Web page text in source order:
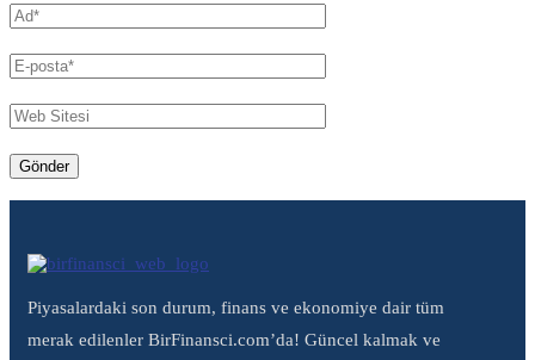
Piyasalardaki son durum, finans ve ekonomiye dair tüm
merak edilenler BirFinansci.com’da! Güncel kalmak ve